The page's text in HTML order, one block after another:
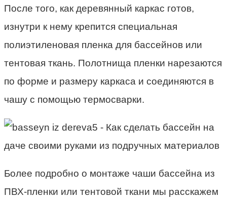
После того, как деревянный каркас готов,
изнутри к нему крепится специальная
полиэтиленовая пленка для бассейнов или
тентовая ткань. Полотнища пленки нарезаются
по форме и размеру каркаса и соединяются в
чашу с помощью термосварки.
Более подробно о монтаже чаши бассейна из
ПВХ-пленки или тентовой ткани мы расскажем